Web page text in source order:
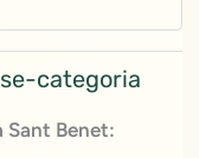
categoria
Sant Benet: